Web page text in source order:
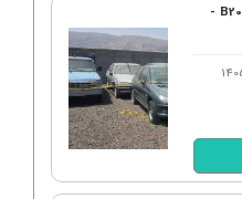
فروش دولتی وانت مزدا تیپ B2000 -